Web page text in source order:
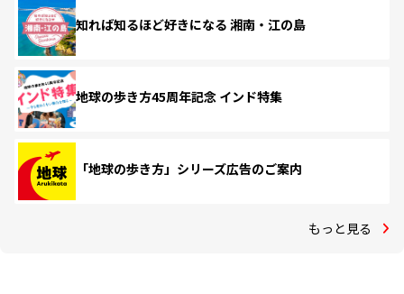
知れば知るほど好きになる 湘南・江の島
地球の歩き方45周年記念 インド特集
「地球の歩き方」シリーズ広告のご案内
もっと見る